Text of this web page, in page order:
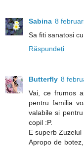
Sabina 8
Sa fiti sanatosi
Răspundeți
Butterfly 8
Vai, ce frumos
pentru familia
valabile si
copil :P.
E superb
Apropo de